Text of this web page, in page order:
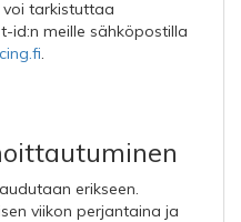
voi tarkistuttaa
id:n meille sähköpostilla
.
erikseen.
viikon perjantaina ja